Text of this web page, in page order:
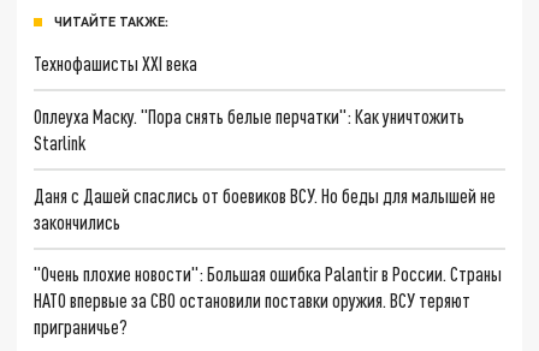
ЧИТАЙТЕ ТАКЖЕ:
Технофашисты XXI века
Оплеуха Маску. "Пора снять белые перчатки": Как уничтожить
Starlink
Даня с Дашей спаслись от боевиков ВСУ. Но беды для малышей не
закончились
"Очень плохие новости": Большая ошибка Palantir в России. Страны
НАТО впервые за СВО остановили поставки оружия. ВСУ теряют
приграничье?